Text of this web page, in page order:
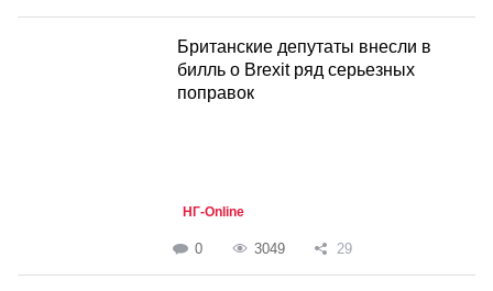
Британские депутаты внесли в
билль о Brexit ряд серьезных
поправок
НГ-Online
0 3049 29